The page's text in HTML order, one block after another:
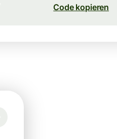
Code kopieren